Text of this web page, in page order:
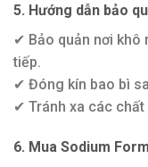
5. Hướng dẫn bảo
✔ Bảo quản nơi khô
tiếp.
✔ Đóng kín bao bì
✔ Tránh xa các
6. Mua Sodium